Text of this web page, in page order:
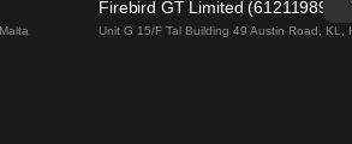
Comboios De Madrid A Barcelona
Firebird GT Limited (61211989)
Unit G 15/F Tal Building 49 Austin Road, KL,